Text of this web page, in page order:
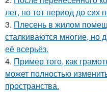
лет, но тот период до сих
3. Плесень в жилом
сталкиваются многие, но
её всерьёз.
4. Пример того, как
может полностью
пространства.